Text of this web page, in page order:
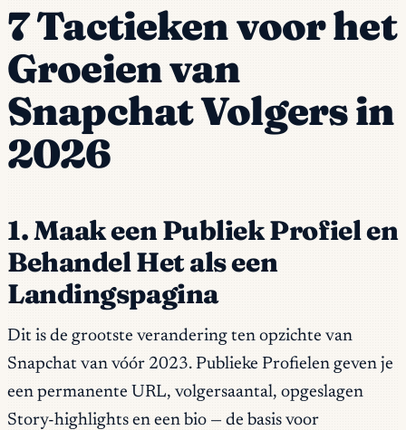
7 Tactieken voor het
Groeien van
Snapchat Volgers in
2026
1. Maak een Publiek Profiel en
Behandel Het als een
Landingspagina
Dit is de grootste verandering ten opzichte van
Snapchat van vóór 2023. Publieke Profielen geven je
een permanente URL, volgersaantal, opgeslagen
Story-highlights en een bio — de basis voor